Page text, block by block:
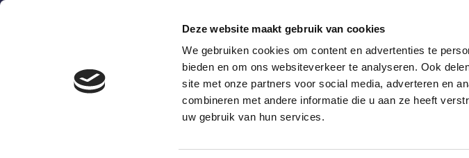
Deze website maakt gebruik van cookies
We gebruiken cookies om content en advertenties te
bieden en om ons websiteverkeer te analyseren. Ook
site met onze partners voor social media, adverteren en
combineren met andere informatie die u aan ze heeft
uw gebruik van hun services.
Hoe werkt het? Deelnemers
Agenda Schuldenknooppunt